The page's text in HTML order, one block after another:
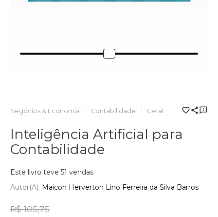
Negócios & Economia Contabilidade Geral
Inteligência Artificial para
Contabilidade
Este livro teve 51 vendas
Autor(a): Maicon Herverton Lino Ferreira da Silva Barros
R$ 105,75